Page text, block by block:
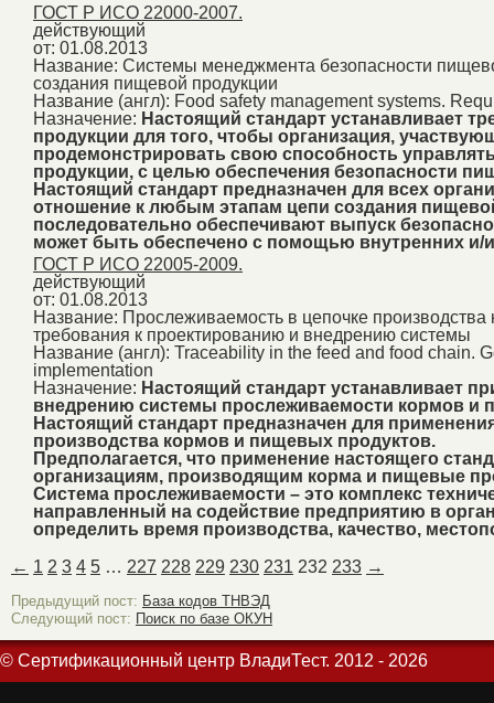
ГОСТ Р ИСО 22000-2007.
действующий
от: 01.08.2013
Название: Системы менеджмента безопасности
создания пищевой продукции
Название (англ): Food safety management systems.
Назначение: Настоящий стандарт устанавливает
продукции для того, чтобы организация,
продемонстрировать свою способность
продукции, с целью обеспечения безопасности
Настоящий стандарт предназначен для всех
отношение к любым этапам цепи создания
последовательно обеспечивают выпуск
может быть обеспечено с помощью внутренних и/
ГОСТ Р ИСО 22005-2009.
действующий
от: 01.08.2013
Название: Прослеживаемость в цепочке
требования к проектированию и внедрению системы
Название (англ): Traceability in the feed and food chain.
implementation
Назначение: Настоящий стандарт устанавливает
внедрению системы прослеживаемости кормов и
Настоящий стандарт предназначен для
производства кормов и пищевых продуктов.
Предполагается, что применение настоящего
организациям, производящим корма и пищевые
Система прослеживаемости – это комплекс
направленный на содействие предприятию в
определить время производства, качество,
← 1 2 3 4 5 … 227 228 229 230 231 232 233 →
Предыдущий пост: База кодов ТНВЭД
Следующий пост: Поиск по базе ОКУН
© Сертификационный центр ВладиТест. 2012 - 2026